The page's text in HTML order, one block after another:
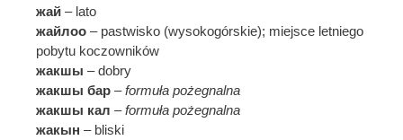
жай – lato
жайлоо – pastwisko (wysokogórskie); miejsce letniego
pobytu koczowników
жакшы – dobry
жакшы бар –formuła pożegnalna
жакшы кал –formuła pożegnalna
жакын – bliski